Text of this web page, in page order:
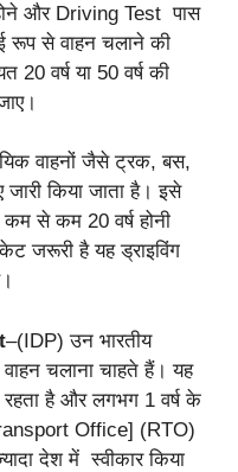
और Driving Test पास
रूप से वाहन चलाने की
20 वर्ष या 50 वर्ष की
वाहनों जैसे ट्रक, बस,
किया जाता है। इसे
से कम 20 वर्ष होनी
जरूरी है यह ड्राइविंग
–(IDP) उन भारतीय
वाहन चलाना चाहते हैं। यह
है और लगभग 1 वर्ष के
Office] (RTO)
देश में स्वीकार किया